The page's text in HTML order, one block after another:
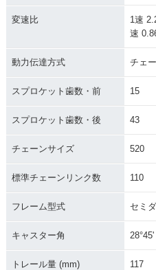
変速比
1速
速
動力伝達方式 チェ
スプロケット歯数・前 15
スプロケット歯数・後 43
チェーンサイズ 520
標準チェーンリンク数 110
フレーム型式 セミ
キャスター角 28°45'
トレール量 (mm) 117